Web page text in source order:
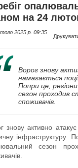
на 24
2025 p. 09:35
Ворог знову
намагається
Попри це,
сезон проходив
споживачів.
знову активно
сезон